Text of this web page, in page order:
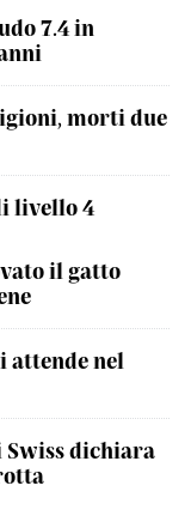
7.4 in
morti due
livello 4
il gatto
attende nel
Swiss dichiara